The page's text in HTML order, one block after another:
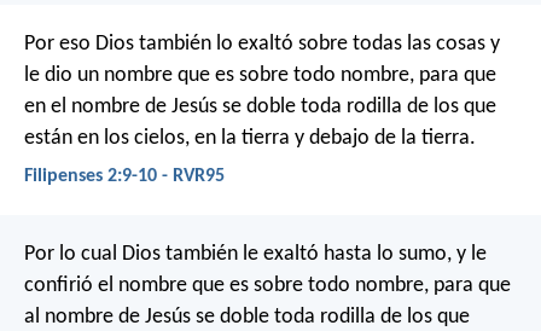
Por eso Dios también lo exaltó sobre todas las cosas y
le dio un nombre que es sobre todo nombre, para que
en el nombre de Jesús se doble toda rodilla de los que
están en los cielos, en la tierra y debajo de la tierra.
Filipenses 2:9-10 - RVR95
Por lo cual Dios también le exaltó hasta lo sumo, y le
confirió el nombre que es sobre todo nombre, para que
al nombre de Jesús se doble toda rodilla de los que